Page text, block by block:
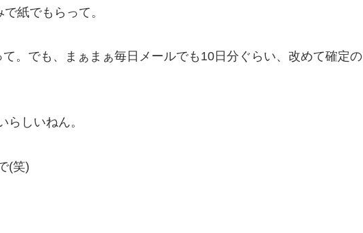
紙でもらって。
て。でも、まぁまぁ毎日メールでも10日分ぐらい、改めて確定の
らしいねん。
(笑)